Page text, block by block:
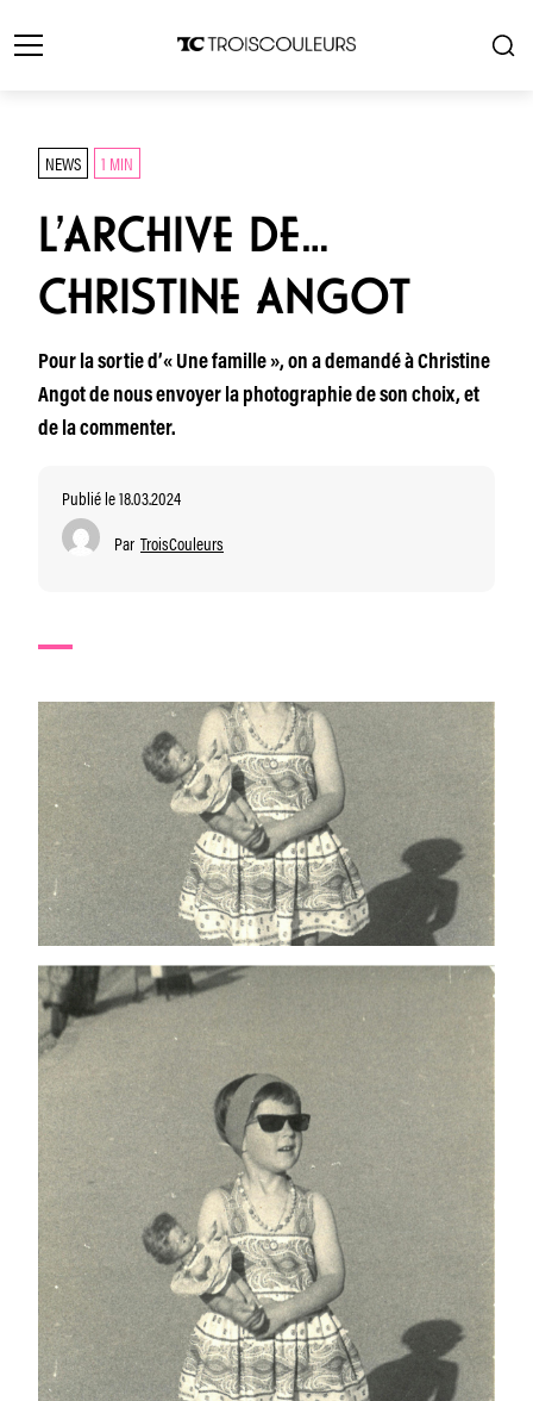
NEWS 1 MIN
L’ARCHIVE DE…
CHRISTINE ANGOT
Pour la sortie d’« Une famille », on a demandé à Christine
Angot de nous envoyer la photographie de son choix, et
de la commenter.
Publié le 18.03.2024
Par TroisCouleurs